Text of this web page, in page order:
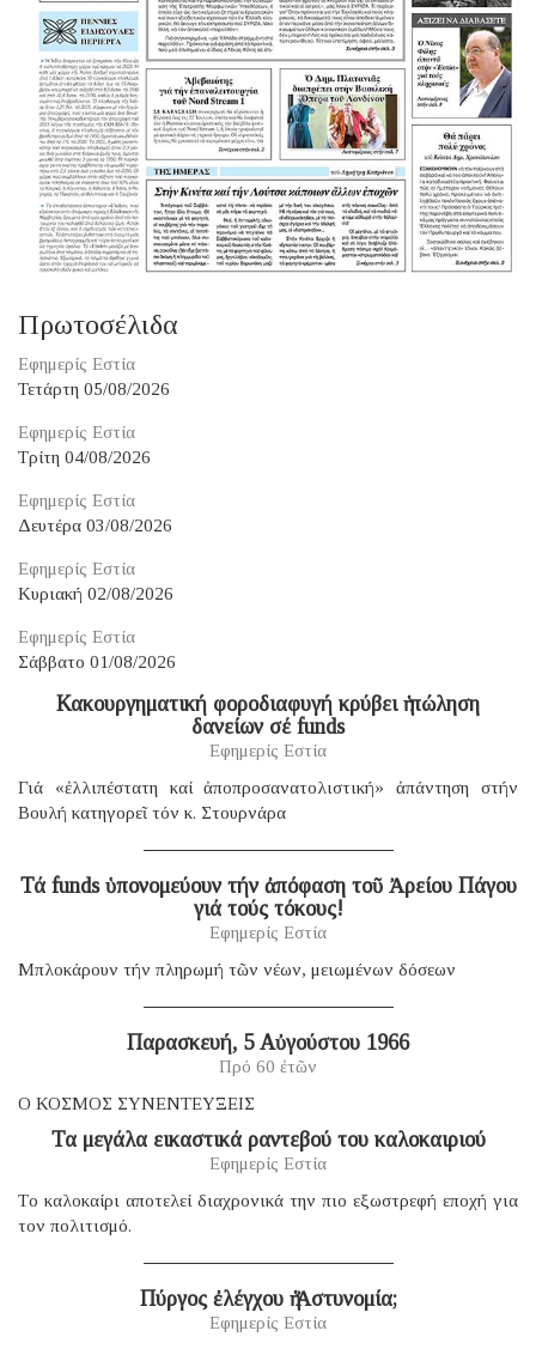
Πρωτοσέλιδα
Εφημερίς Εστία
Τετάρτη 05/08/2026
Εφημερίς Εστία
Τρίτη 04/08/2026
Εφημερίς Εστία
Δευτέρα 03/08/2026
Εφημερίς Εστία
Κυριακή 02/08/2026
Εφημερίς Εστία
Σάββατο 01/08/2026
Κακουργηματική φοροδιαφυγή κρύβει ἡ πώληση
δανείων σέ funds
Εφημερίς Εστία
Γιά «ἐλλιπέστατη καί ἀποπροσανατολιστική» ἀπάντηση στήν
Βουλή κατηγορεῖ τόν κ. Στουρνάρα
Τά funds ὑπονομεύουν τήν ἀπόφαση τοῦ Ἀρείου Πάγου
γιά τούς τόκους!
Εφημερίς Εστία
Μπλοκάρουν τήν πληρωμή τῶν νέων, μειωμένων δόσεων
Παρασκευή, 5 Αὐγούστου 1966
Πρό 60 ἐτῶν
Ο ΚΟΣΜΟΣ ΣΥΝΕΝΤΕΥΞΕΙΣ
Τα μεγάλα εικαστικά ραντεβού του καλοκαιριού
Εφημερίς Εστία
Tο καλοκαίρι αποτελεί διαχρονικά την πιο εξωστρεφή εποχή για
τον πολιτισμό.
Πύργος ἐλέγχου ἡ Ἀστυνομία;
Εφημερίς Εστία